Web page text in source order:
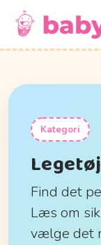
Kategori
Legetøj
Find det
Læs om
vælge det